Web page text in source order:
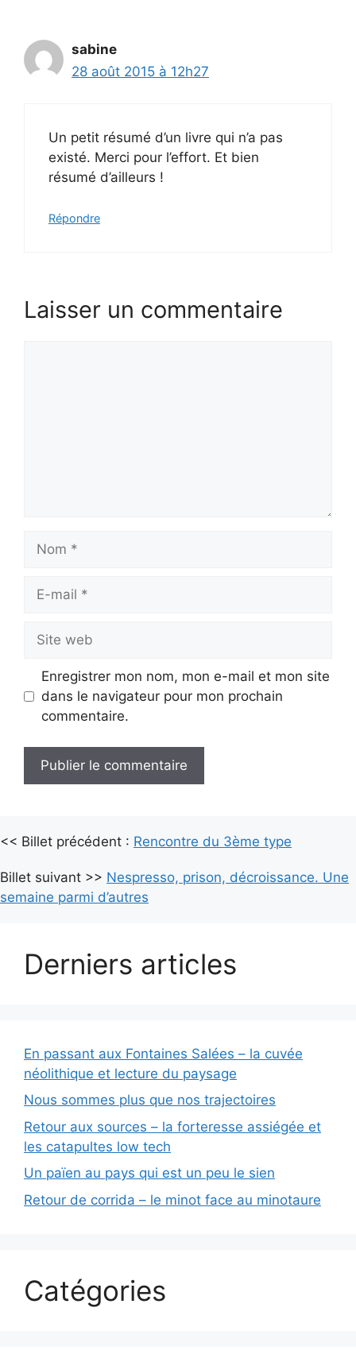
sabine
28 août 2015 à 12h27
Un petit résumé d’un livre qui n’a pas
existé. Merci pour l’effort. Et bien
résumé d’ailleurs !
Répondre
Laisser un commentaire
Nom
Site
web
Enregistrer mon nom, mon e-mail et mon site
dans le navigateur pour mon prochain
commentaire.
t
r
n
<< Billet précédent : Rencontre du 3ème type
Billet suivant >> Nespresso, prison, décroissance. Une
semaine parmi d’autres
Derniers articles
En passant aux Fontaines Salées – la cuvée
néolithique et lecture du paysage
Nous sommes plus que nos trajectoires
Retour aux sources – la forteresse assiégée et
les catapultes low tech
Un païen au pays qui est un peu le sien
Retour de corrida – le minot face au minotaure
Catégories